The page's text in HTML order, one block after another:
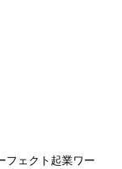
フェクト起業ワー